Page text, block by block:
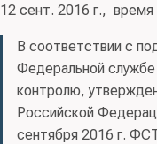
12 сент. 2016 г. время
В соответствии с
Федеральной
контролю,
Российской
сентября 2016 г.